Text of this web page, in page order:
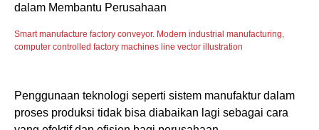
Smart manufacture factory conveyor. Modern industrial manufacturing,
computer controlled factory machines line vector illustration
Penggunaan teknologi seperti sistem manufaktur dalam
proses produksi tidak bisa diabaikan lagi sebagai cara